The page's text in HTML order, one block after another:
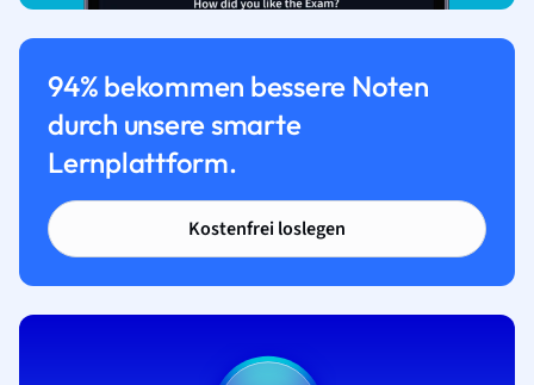
94% bekommen bessere Noten
durch unsere smarte
Lernplattform.
Kostenfrei loslegen